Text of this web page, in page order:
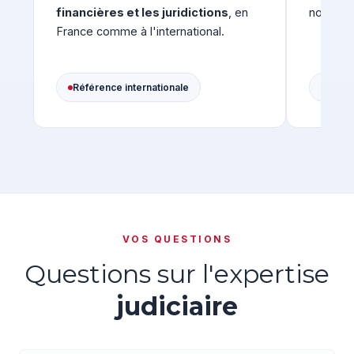
financières et les juridictions , en
France comme à l'international.
Référence internationale
notre
VOS QUESTIONS
Questions sur l'expertise
judiciaire